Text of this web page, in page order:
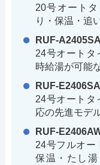
20号オート
り・保温・追
RUF-
24号オートタ
時給湯が可能
RUF-
24号オートタ
応の先進モデル
RUF-
24号フルオー
保温・たし